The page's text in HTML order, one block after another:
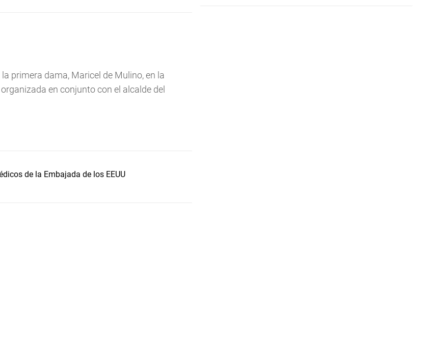
primera dama, Maricel de Mulino, en la
organizada en conjunto con el alcalde del
de la Embajada de los EEUU